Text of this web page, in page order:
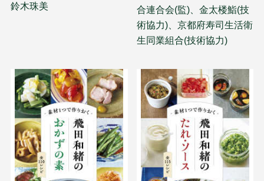
鈴木珠美
合連合会(監)、金太楼鮨(技
術協力)、京都府寿司生活衛
生同業組合(技術協力)